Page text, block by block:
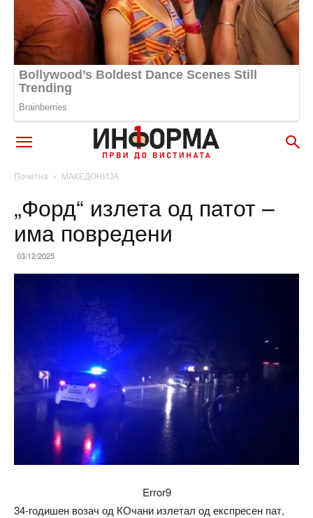
Почетна МАКЕДОНИЈА
„Форд“ излета од патот –
има повредени
03/12/2025
Error9
34-годишен возач од КОчани излетал од експресен пат,